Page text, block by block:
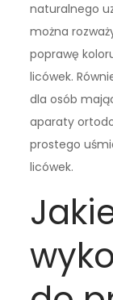
naturalnego
można
poprawę
licówek.
dla osób
aparaty
prostego
licówek.